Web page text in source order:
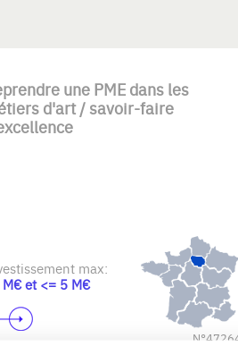
une PME dans les
d'art / savoir-faire
max:
et <= 5 M€